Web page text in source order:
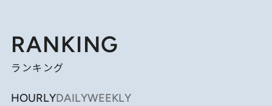
RANKING
ランキング
HOURLYDAILYWEEKLY